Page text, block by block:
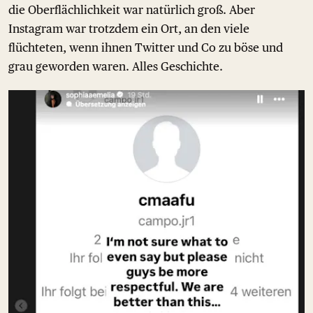
die Oberflächlichkeit war natürlich groß. Aber
Instagram war trotzdem ein Ort, an den viele
flüchteten, wenn ihnen Twitter und Co zu böse und
grau geworden waren. Alles Geschichte.